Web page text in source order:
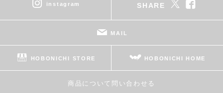
instagram SHARE
MAIL
HOBONICHI STORE HOBONICHI HOME
商品について問い合わせる